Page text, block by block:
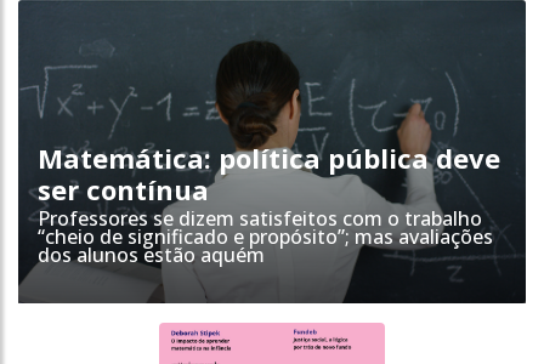
Matemática: política pública deve
ser contínua
Professores se dizem satisfeitos com o trabalho
“cheio de significado e propósito”; mas avaliações
dos alunos estão aquém